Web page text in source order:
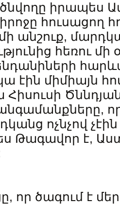
իրապես
հուսացող
մի անշուք,
հեռու մի
էին միմիայն
Հիսուսի
ոչնչով չէին
Թագավոր է,
որ ծագում է